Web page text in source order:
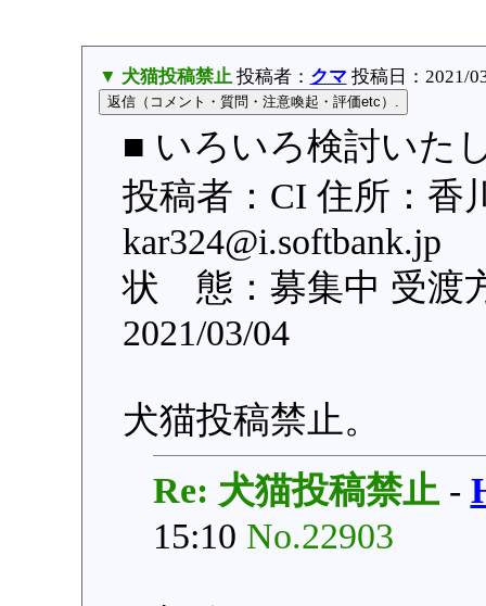
▼ 犬猫投稿禁止投稿者： クマ投稿日：2021/
■ いろいろ検討いた
投稿者：CI 住所：香
状 態：募集中 受渡
2021/03/04
犬猫投稿禁止。
Re: 犬猫投稿禁止-
15:10 No.22903